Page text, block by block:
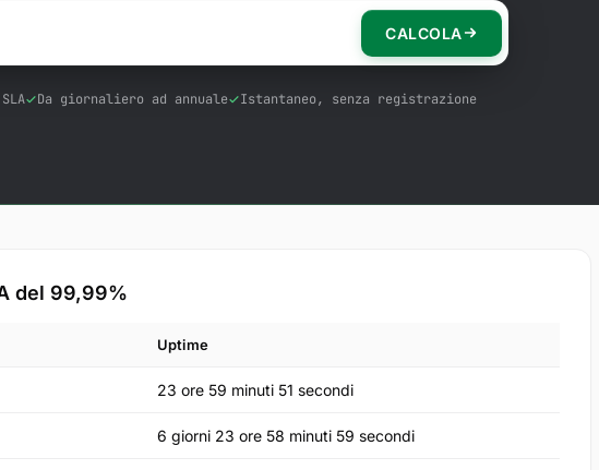
Inserisci il livello SLA (es. 99,9)
CALCOLA
Da giornaliero ad annuale Istantaneo, senza registrazione
del 99,99%
Uptime
23 ore 59 minuti 51 secondi
6 giorni 23 ore 58 minuti 59 secondi